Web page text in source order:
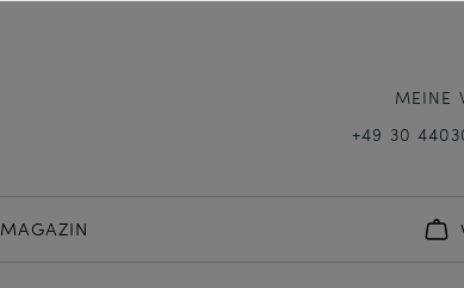
MEINE
+49 30
MAGAZIN